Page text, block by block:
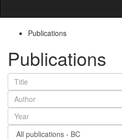
Publications
Publications